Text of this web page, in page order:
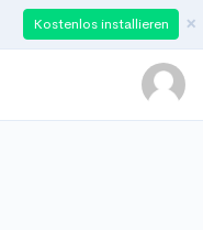
Kostenlos installieren ×